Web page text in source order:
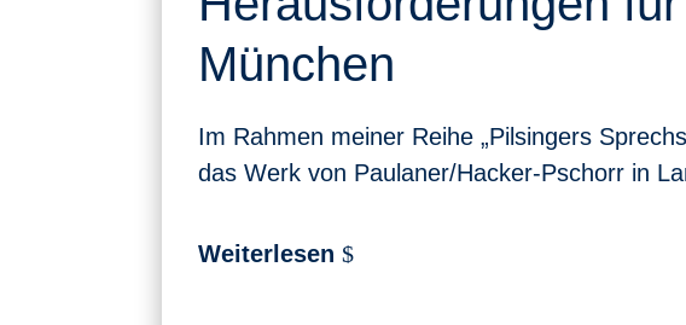
München
Im Rahmen meiner Reihe „Pilsingers
das Werk von Paulaner/Hacker-Pschorr in
Weiterlesen